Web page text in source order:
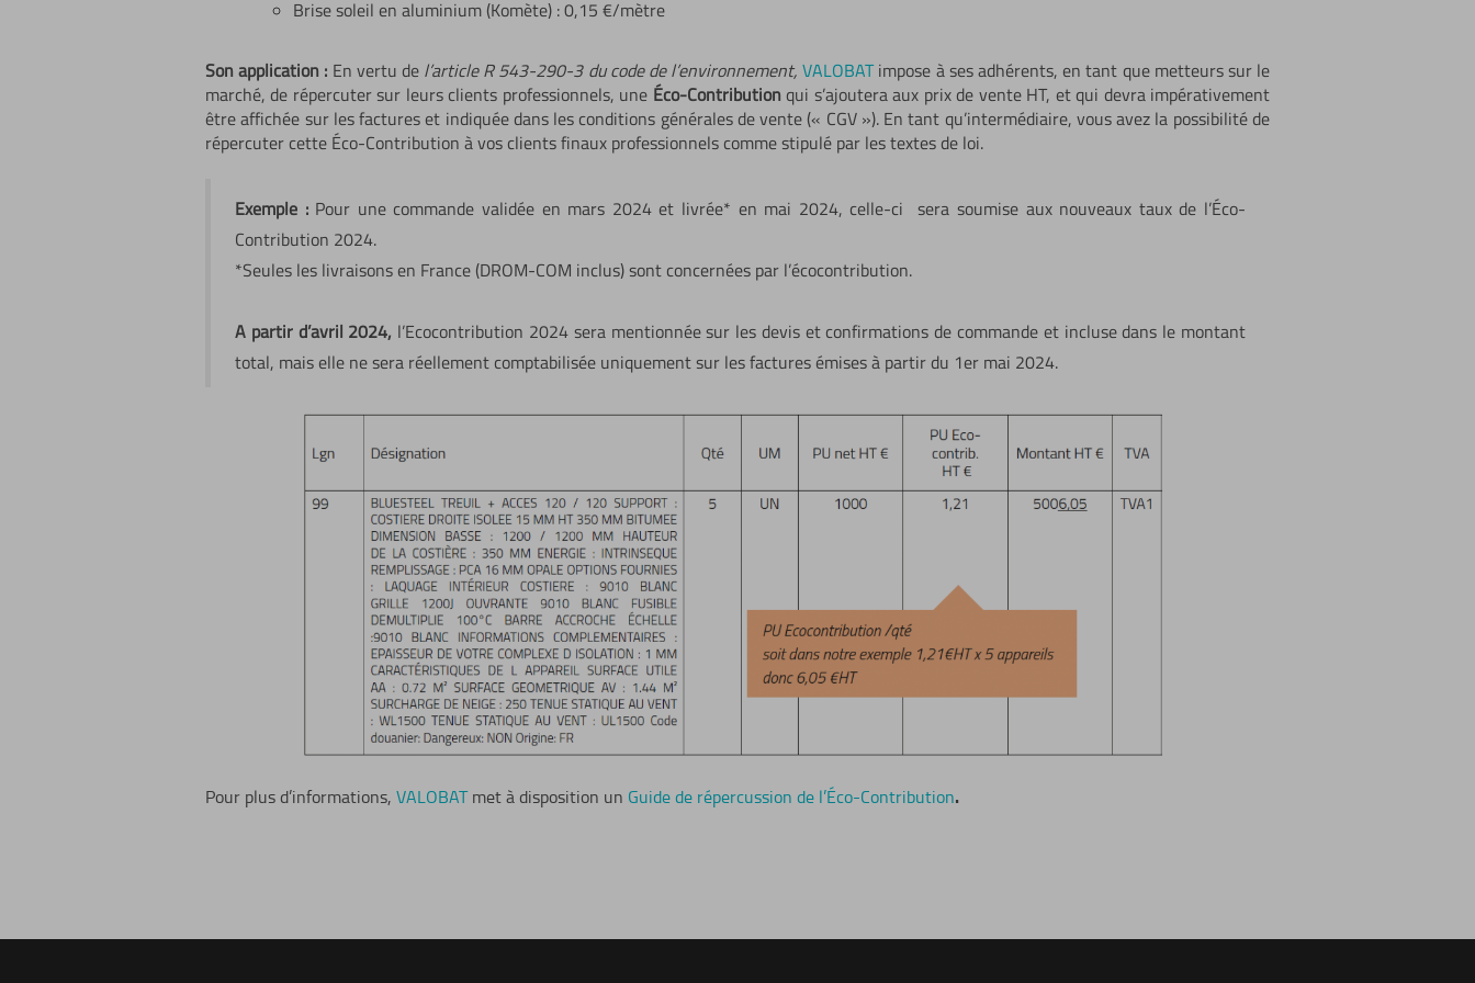
Brise soleil en aluminium (Komète) : 0,15 €/mètre
Son application : En vertu de l’article R 543-290-3 du code de l’environnement, VALOBATimpose à ses adhérents, en tant que metteurs sur le
marché, de répercuter sur leurs clients professionnels, une Éco-Contribution qui s’ajoutera aux prix de vente HT, et qui devra impérativement
être affichée sur les factures et indiquée dans les conditions générales de vente (« CGV »). En tant qu’intermédiaire, vous avez la possibilité de
répercuter cette Éco-Contribution à vos clients finaux professionnels comme stipulé par les textes de loi.
Exemple : Pour une commande validée en mars 2024 et livrée* en mai 2024, celle-ci sera soumise aux nouveaux taux de l’Éco-
Contribution 2024.
*Seules les livraisons en France (DROM-COM inclus) sont concernées par l’écocontribution.
A partir d’avril 2024, l’Ecocontribution 2024 sera mentionnée sur les devis et confirmations de commande et incluse dans le montant
total, mais elle ne sera réellement comptabilisée uniquement sur les factures émises à partir du 1er mai 2024.
Pour plus d’informations, VALOBATmet à disposition un Guide de répercussion de l’Éco-Contribution.